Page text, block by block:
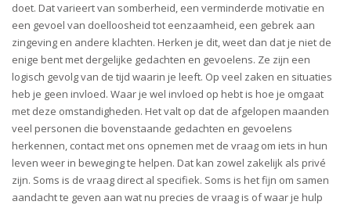
doet. Dat varieert van somberheid, een verminderde motivatie en
een gevoel van doelloosheid tot eenzaamheid, een gebrek aan
zingeving en andere klachten. Herken je dit, weet dan dat je niet de
enige bent met dergelijke gedachten en gevoelens. Ze zijn een
logisch gevolg van de tijd waarin je leeft. Op veel zaken en situaties
heb je geen invloed. Waar je wel invloed op hebt is hoe je omgaat
met deze omstandigheden. Het valt op dat de afgelopen maanden
veel personen die bovenstaande gedachten en gevoelens
herkennen, contact met ons opnemen met de vraag om iets in hun
leven weer in beweging te helpen. Dat kan zowel zakelijk als privé
zijn. Soms is de vraag direct al specifiek. Soms is het fijn om samen
aandacht te geven aan wat nu precies de vraag is of waar je hulp